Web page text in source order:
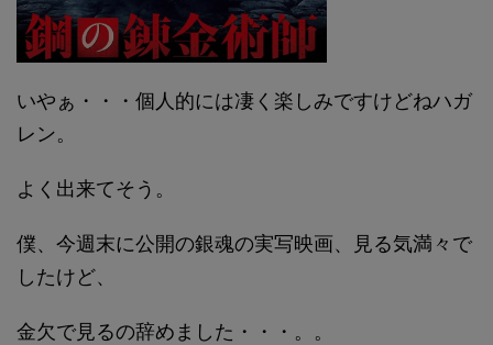
いやぁ・・・個人的には凄く楽しみですけどねハガ
レン。
よく出来てそう。
僕、今週末に公開の銀魂の実写映画、見る気満々で
したけど、
金欠で見るの辞めました・・・。。